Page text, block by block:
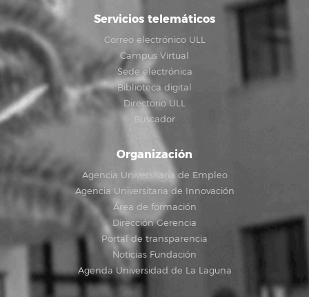
Servicios telemáticos
Correo electrónico ULL
Campus Virtual
Sede electrónica
Biblioteca digital
Directorio ULL
Buscador
Organización
Agencia Universitaria de Empleo
Agencia Universitaria de Innovación
Área de formación
Dirección Gerencia
Portal de transparencia
Noticias Fundación
Agenda Universidad de La Laguna